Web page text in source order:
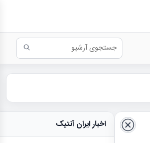
اخبار ایران آنتیک